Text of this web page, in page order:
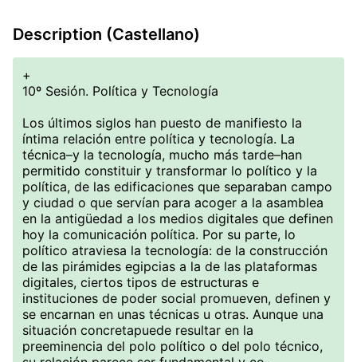
Description (Castellano)
+
10º Sesión. Política y Tecnología
Los últimos siglos han puesto de manifiesto la
íntima relación entre política y tecnología. La
técnica–y la tecnología, mucho más tarde–han
permitido constituir y transformar lo político y la
política, de las edificaciones que separaban campo
y ciudad o que servían para acoger a la asamblea
en la antigüedad a los medios digitales que definen
hoy la comunicación política. Por su parte, lo
político atraviesa la tecnología: de la construcción
de las pirámides egipcias a la de las plataformas
digitales, ciertos tipos de estructuras e
instituciones de poder social promueven, definen y
se encarnan en unas técnicas u otras. Aunque una
situación concretapuede resultar en la
preeminencia del polo político o del polo técnico,